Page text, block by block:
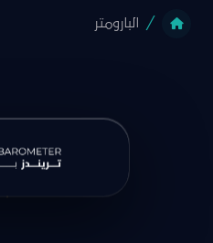
البارومتر